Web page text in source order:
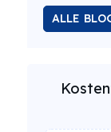
ALLE